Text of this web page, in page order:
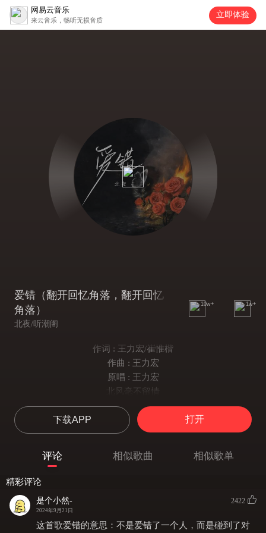
网易云音乐
来云音乐，畅听无损音质
立即体验
爱错（翻开回忆角落，翻开回忆
角落）
北夜/听潮阁
10w+ 1w+
作词 : 王力宏/崔惟楷
作曲 : 王力宏
原唱 : 王力宏
北风毫不留情
把叶子吹落
脆弱的她选择了逃脱
叶子失去消息 风才感觉寂寞
我从来没想过 我会这样做
翻开回忆角落 完美的生活
下载APP 打开
评论 相似歌曲 相似歌单
精彩评论
是个小然-
2024年9月21日
2422
这首歌爱错的意思：不是爱错了一个人，而是碰到了对